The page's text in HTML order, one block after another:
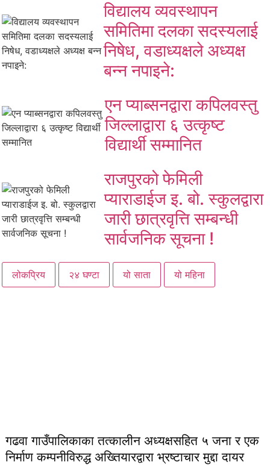
विद्यालय व्यवस्थापन
समितिमा दलका सदस्यलाई
निषेध, वडाध्यक्षले अध्यक्ष
बन्न नपाइने:
एन प्याब्सनद्वारा कपिलवस्तु
जिल्लाद्वारा ६ उत्कृष्ट
विद्यार्थी सम्मानित
राजपुरको फेमिली
प्याराडाईज इ. बो. स्कुलद्वारा
जारी छात्रवृत्ति सम्बन्धी
सार्वजनिक सूचना !
लोकप्रिय २४ घण्टा यो साता यो महिना
गढवा गाउँपालिकाका तत्कालीन अध्यक्षसहित ५ जना र एक
निर्माण कम्पनीविरुद्ध अख्तियारद्वारा भ्रष्टाचार मुद्दा दायर